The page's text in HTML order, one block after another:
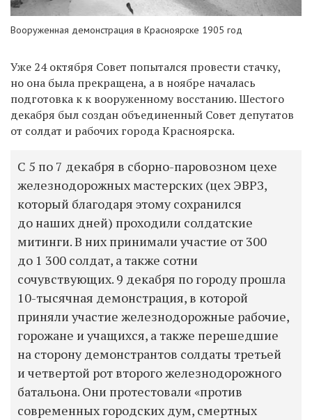
Вооруженная демонстрация в Красноярске 1905 год
Уже 24 октября Совет попытался провести стачку,
но она была прекращена, а в ноябре началась
подготовка к к вооруженному восстанию. Шестого
декабря был создан объединенный Совет депутатов
от солдат и рабочих города Красноярска.
С 5 по 7 декабря в сборно-паровозном цехе
железнодорожных мастерских (цех ЭВРЗ,
который благодаря этому сохранился
до наших дней) проходили солдатские
митинги. В них принимали участие от 300
до 1 300 солдат, а также сотни
сочувствующих. 9 декабря по городу прошла
10-тысячная демонстрация, в которой
приняли участие железнодорожные рабочие,
горожане и учащихся, а также перешедшие
на сторону демонстрантов солдаты третьей
и четвертой рот второго железнодорожного
батальона. Они протестовали «против
современных городских дум, смертных